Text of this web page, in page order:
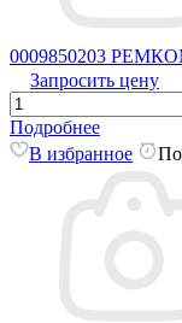
0009850203
Запросить цену
Подробнее
В избранное